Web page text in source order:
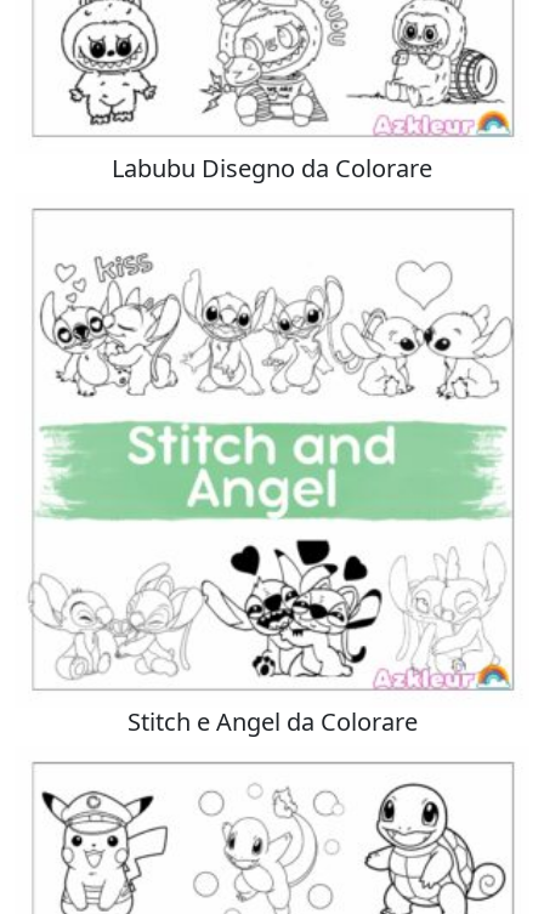
Labubu Disegno da Colorare
Stitch e Angel da Colorare